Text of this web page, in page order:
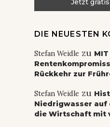
DIE NEUESTEN
Stefan Weidle zu
Rückkehr zur
Stefan Weidle zu
Niedrigwasser
die Wirtschaft mit